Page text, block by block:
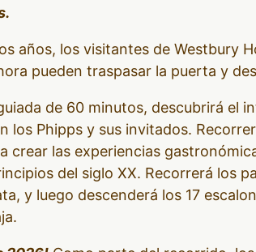
años, los visitantes de Westbury
pueden traspasar la puerta y
de 60 minutos, descubrirá el
los Phipps y sus invitados.
crear las experiencias
del siglo XX. Recorrerá los
y luego descenderá los 17